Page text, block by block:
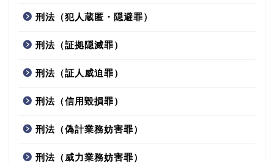
刑法（犯人蔵匿・隠避罪）
刑法（証拠隠滅罪）
刑法（証人威迫罪）
刑法（信用毀損罪）
刑法（偽計業務妨害罪）
刑法（威力業務妨害罪）